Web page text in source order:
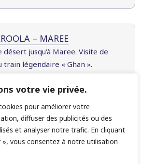
votre vie privée.
pour améliorer votre
diffuser des publicités ou des
et analyser notre trafic. En cliquant
vous consentez à notre utilisation
– MAREE
jusqu’à Maree. Visite de
train légendaire « Ghan ».
– WILLIAM CREEK
dans l’Outback. Passage par la
Pause à Coward Springs pour
l’ancienne voie ferrée du Ghan.